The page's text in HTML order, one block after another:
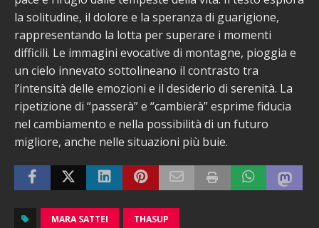
la solitudine, il dolore e la speranza di guarigione,
rappresentando la lotta per superare i momenti
difficili. Le immagini evocative di montagne, pioggia e
un cielo innevato sottolineano il contrasto tra
l’intensità delle emozioni e il desiderio di serenità. La
ripetizione di “passerà” e “cambierà” esprime fiducia
nel cambiamento e nella possibilità di un futuro
migliore, anche nelle situazioni più buie.
MARA SATTEI THASUP